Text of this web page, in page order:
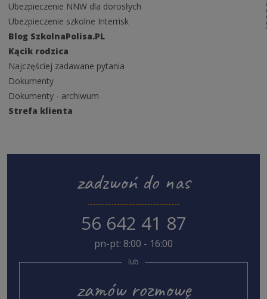
Ubezpieczenie NNW dla dorosłych
Ubezpieczenie szkolne Interrisk
Blog SzkolnaPolisa.PL
Kącik rodzica
Najczęściej zadawane pytania
Dokumenty
Dokumenty - archiwum
Strefa klienta
zadzwoń do nas
56 642 41 87
pn-pt: 8:00 - 16:00
lub
zamów rozmowę